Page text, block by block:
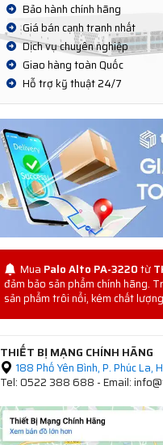
Bảo hành chính hãng
Giá bán cạnh tranh nhất
Dịch vụ chuyên nghiệp
Giao hàng toàn Quốc
Hỗ trợ kỹ thuật 24/7
Mua Palo Alto PA-3220từ
đảm bảo sản phẩm chính hãng.
sản phẩm trôi nổi, kém chất
THIẾT BỊ MẠNG CHÍNH HÃNG
188 Phố Yên Bình, P. Phúc La,
Tel: 0522 388 688 - Email: